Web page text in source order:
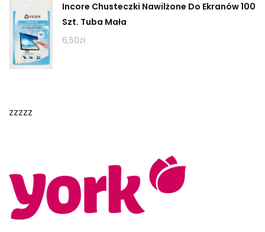
Incore Chusteczki Nawilżone Do Ekranów 100
Szt. Tuba Mała
6,50zł
zzzzz